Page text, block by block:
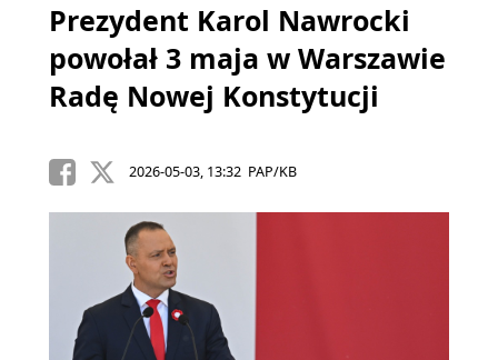
Prezydent Karol Nawrocki
powołał 3 maja w Warszawie
Radę Nowej Konstytucji
2026-05-03, 13:32 PAP/KB